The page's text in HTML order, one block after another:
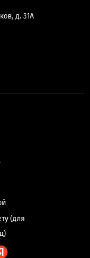
д. 31А